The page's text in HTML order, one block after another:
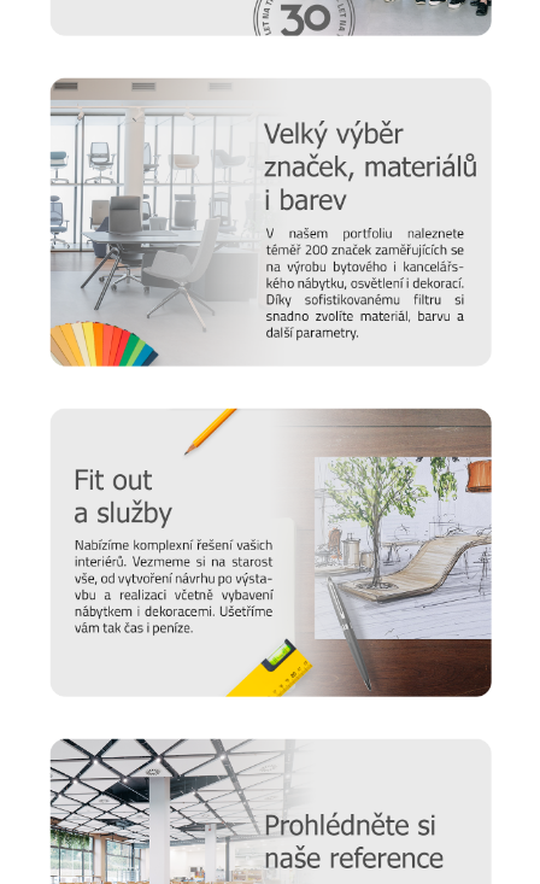
Potřebujete z kanceláře vytvořit živý prostor, kde se může
rozvíjet firemní kultura a především místo, kde se
zaměstnanci budou cítit dobře a pohodově? Pak je pro vás
společnost UFFIXjako dělaná. V jejím portfoliu naleznete
vše pro vaše kanceláře, pracovny a zasedací místnosti - od
stolů askříní recepceasedací nábytek. Hledáte
konkrétní řešení pro vaše prostory? Neváhejte kontaktovat
naše specialisty, kteří vám velmi rádi vytvoří nabídku na
míru.
Prodlužte životnost nábytku
Chtěli bychom, aby vám nábytek sloužit co nejdéle. Protože
víme, že důležitou roli v jeho odolnosti hraje správná údržba,
připravili jsme pro vás několik
tipů a doporučení
starat o různé typy povrchu a čemu se naopak vyvarovat >>
péče o nábytek.